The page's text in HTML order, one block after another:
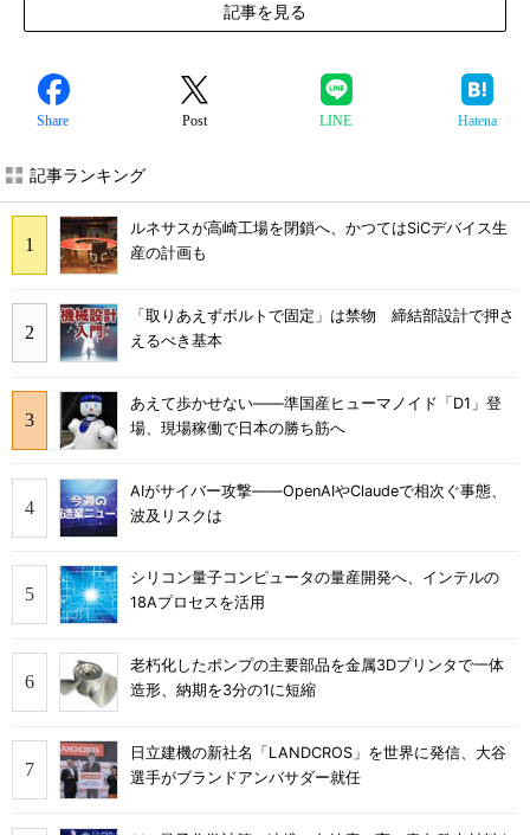
記事を見る
Share Post LINE Hatena
記事ランキング
ルネサスが高崎工場を閉鎖へ、かつてはSiCデバイス生
産の計画も
「取りあえずボルトで固定」は禁物 締結部設計で押さ
えるべき基本
あえて歩かせない――準国産ヒューマノイド「D1」登
場、現場稼働で日本の勝ち筋へ
AIがサイバー攻撃――OpenAIやClaudeで相次ぐ事態、
波及リスクは
シリコン量子コンピュータの量産開発へ、インテルの
18Aプロセスを活用
老朽化したポンプの主要部品を金属3Dプリンタで一体
造形、納期を3分の1に短縮
日立建機の新社名「LANDCROS」を世界に発信、大谷
選手がブランドアンバサダー就任